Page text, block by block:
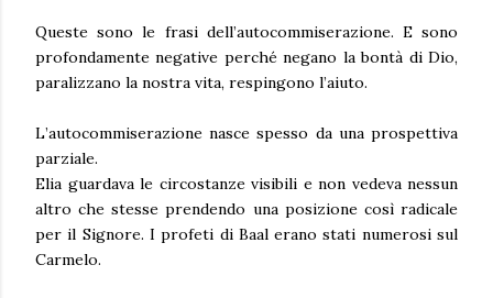
Queste sono le frasi dell’autocommiserazione. E sono
profondamente negative perché negano la bontà di Dio,
paralizzano la nostra vita, respingono l’aiuto.
L’autocommiserazione nasce spesso da una prospettiva
parziale.
Elia guardava le circostanze visibili e non vedeva nessun
altro che stesse prendendo una posizione così radicale
per il Signore. I profeti di Baal erano stati numerosi sul
Carmelo.